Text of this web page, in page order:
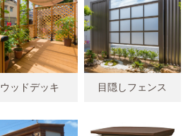
ウッドデッキ 目隠しフェンス